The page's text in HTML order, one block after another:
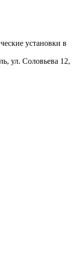
установки в
ул. Соловьева 12,